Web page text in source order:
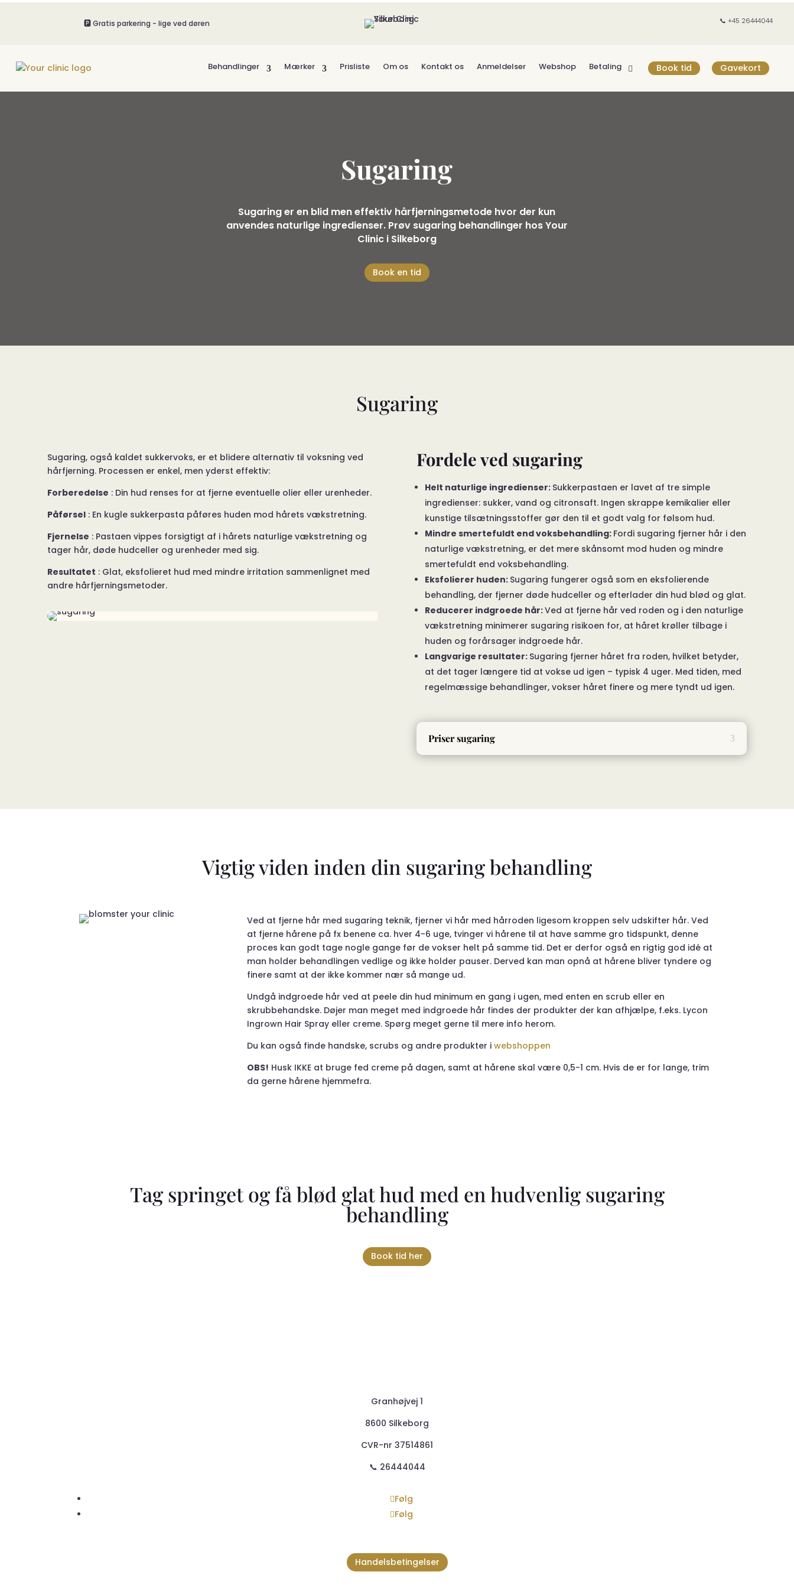
🅿️ Gratis parkering - lige ved døren 📞 +45 26444044
Behandlinger Mærker Prisliste Om os Kontakt os Anmeldelser Webshop Betaling Book tid Gavekort
Sugaring
Sugaring er en blid men effektiv hårfjerningsmetode hvor der kun
anvendes naturlige ingredienser. Prøv sugaring behandlinger hos Your
Clinic i Silkeborg
Book en tid
Sugaring
Sugaring, også kaldet sukkervoks, er et blidere alternativ til voksning ved
hårfjerning. Processen er enkel, men yderst effektiv:
Forberedelse : Din hud renses for at fjerne eventuelle olier eller urenheder.
Påførsel : En kugle sukkerpasta påføres huden mod hårets vækstretning.
Fjernelse : Pastaen vippes forsigtigt af i hårets naturlige vækstretning og
tager hår, døde hudceller og urenheder med sig.
Resultatet : Glat, eksfolieret hud med mindre irritation sammenlignet med
andre hårfjerningsmetoder.
Fordele ved sugaring
Helt naturlige ingredienser: Sukkerpastaen er lavet af tre simple
ingredienser: sukker, vand og citronsaft. Ingen skrappe kemikalier eller
kunstige tilsætningsstoffer gør den til et godt valg for følsom hud.
Mindre smertefuldt end voksbehandling: Fordi sugaring fjerner hår i den
naturlige vækstretning, er det mere skånsomt mod huden og mindre
smertefuldt end voksbehandling.
Eksfolierer huden: Sugaring fungerer også som en eksfolierende
behandling, der fjerner døde hudceller og efterlader din hud blød og glat.
Reducerer indgroede hår:Ved at fjerne hår ved roden og i den naturlige
vækstretning minimerer sugaring risikoen for, at håret krøller tilbage i
huden og forårsager indgroede hår.
Langvarige resultater: Sugaring fjerner håret fra roden, hvilket betyder,
at det tager længere tid at vokse ud igen – typisk 4 uger. Med tiden, med
regelmæssige behandlinger, vokser håret finere og mere tyndt ud igen.
Priser sugaring
Vigtig viden inden din sugaring behandling
Ved at fjerne hår med sugaring teknik, fjerner vi hår med hårroden ligesom kroppen selv udskifter hår. Ved
at fjerne hårene på fx benene ca. hver 4-6 uge, tvinger vi hårene til at have samme gro tidspunkt, denne
proces kan godt tage nogle gange før de vokser helt på samme tid. Det er derfor også en rigtig god idé at
man holder behandlingen vedlige og ikke holder pauser. Derved kan man opnå at hårene bliver tyndere og
finere samt at der ikke kommer nær så mange ud.
Undgå indgroede hår ved at peele din hud minimum en gang i ugen, med enten en scrub eller en
skrubbehandske. Døjer man meget med indgroede hår findes der produkter der kan afhjælpe, f.eks. Lycon
Ingrown Hair Spray eller creme. Spørg meget gerne til mere info herom.
Du kan også finde handske, scrubs og andre produkter i webshoppen
OBS! Husk IKKE at bruge fed creme på dagen, samt at hårene skal være 0,5-1 cm. Hvis de er for lange, trim
da gerne hårene hjemmefra.
Tag springet og få blød glat hud med en hudvenlig sugaring
behandling
Book tid her
Granhøjvej 1
8600 Silkeborg
CVR-nr 37514861
📞 26444044
Følg
Følg
Handelsbetingelser